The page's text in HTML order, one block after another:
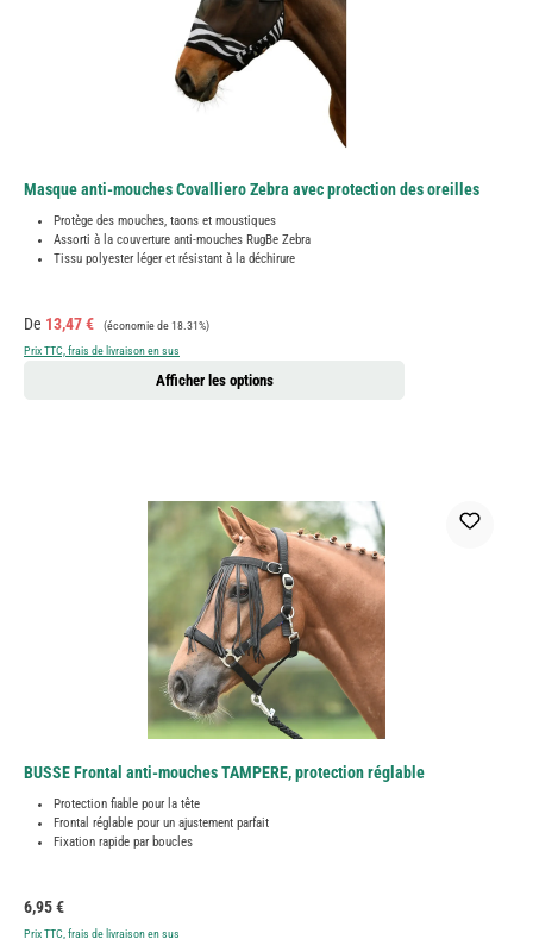
Masque anti-mouches Covalliero Zebra avec protection des oreilles
Protège des mouches, taons et moustiques
Assorti à la couverture anti-mouches RugBe Zebra
Tissu polyester léger et résistant à la déchirure
Prix de vente :
De 13,47 € Prix régulier :
(économie de 18.31%)
Prix TTC, frais de livraison en sus
Afficher les options
BUSSE Frontal anti-mouches TAMPERE, protection réglable
Protection fiable pour la tête
Frontal réglable pour un ajustement parfait
Fixation rapide par boucles
Prix régulier :
6,95 €
Prix TTC, frais de livraison en sus